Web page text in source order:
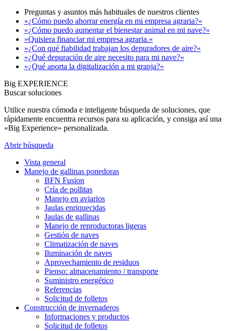
Preguntas y asuntos más habituales de nuestros clientes
»¿Cómo puedo ahorrar energía en mi empresa agraria?«
»¿Cómo puedo aumentar el bienestar animal en mi nave?«
»Quisiera financiar mi empresa agraria.«
»¿Con qué fiabilidad trabajan los depuradores de aire?«
»¿Qué depuración de aire necesito para mi nave?«
»¿Qué aporta la digitalización a mi granja?«
Big EXPERIENCE
Buscar soluciones
Utilice nuestra cómoda e inteligente búsqueda de soluciones, que
rápidamente encuentra recursos para su aplicación, y consiga así una
«Big Experience» personalizada.
Abrir búsqueda
Vista general
Manejo de gallinas ponedoras
BFN Fusion
Cría de pollitas
Manejo en aviarios
Jaulas enriquecidas
Jaulas de gallinas
Manejo de reproductoras ligeras
Gestión de naves
Climatización de naves
Iluminación de naves
Aprovechamiento de residuos
Pienso: almacenamiento / transporte
Suministro energético
Referencias
Solicitud de folletos
Construcción de invernaderos
Informaciones y productos
Solicitud de folletos